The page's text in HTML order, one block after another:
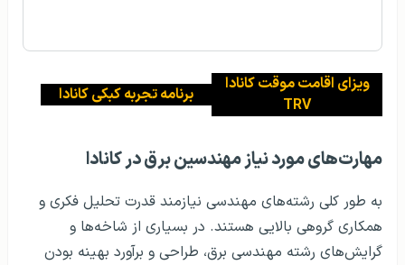
ویزای اقامت موقت کانادا
TRV
برنامه تجربه کبکی کانادا
مهارت‌های مورد نیاز مهندسین برق در کانادا
به طور کلی رشته‌های مهندسی نیازمند قدرت تحلیل فکری و
همکاری گروهی بالایی هستند. در بسیاری از شاخه‌ها و
گرایش‌های رشته مهندسی برق، طراحی و برآورد بهینه بودن